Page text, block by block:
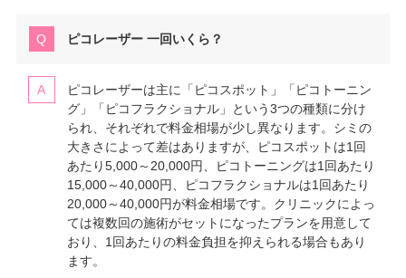
ピコレーザー 一回いくら？
ピコレーザーは主に「ピコスポット」「ピコトーニン
グ」「ピコフラクショナル」という3つの種類に分け
られ、それぞれで料金相場が少し異なります。シミの
大きさによって差はありますが、ピコスポットは1回
あたり5,000～20,000円、ピコトーニングは1回あたり
15,000～40,000円、ピコフラクショナルは1回あたり
20,000～40,000円が料金相場です。クリニックによっ
ては複数回の施術がセットになったプランを用意して
おり、1回あたりの料金負担を抑えられる場合もあり
ます。